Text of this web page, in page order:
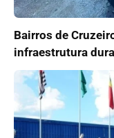
Bairros de
infraestrutura